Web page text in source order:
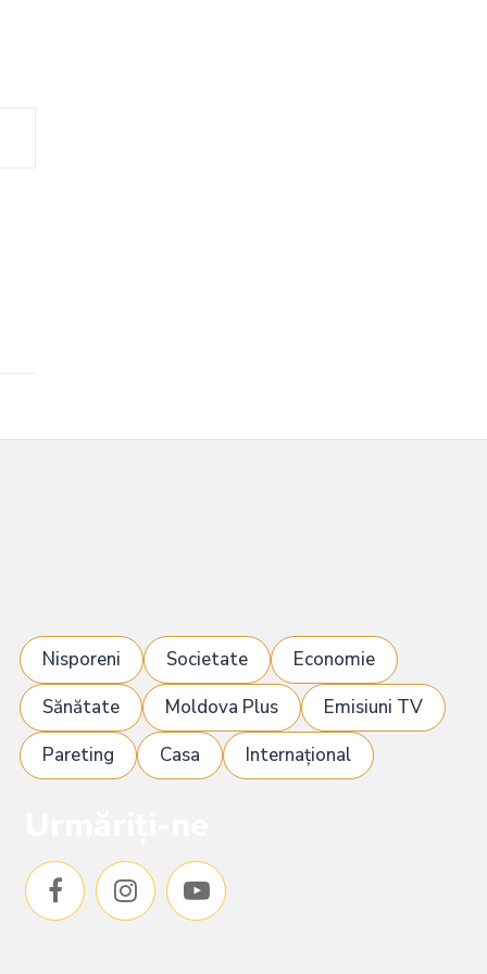
Nisporeni Societate
Economie
Sănătate
Moldova Plus
Emisiuni TV
Pareting
Casa Internațional